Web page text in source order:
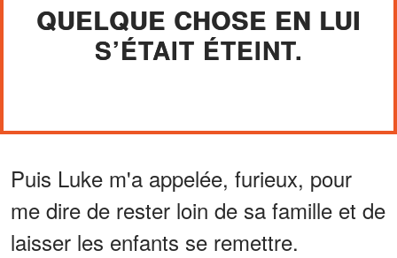
QUELQUE CHOSE EN LUI
S’ÉTAIT ÉTEINT.
Puis Luke m'a appelée, furieux, pour
me dire de rester loin de sa famille et de
laisser les enfants se remettre.